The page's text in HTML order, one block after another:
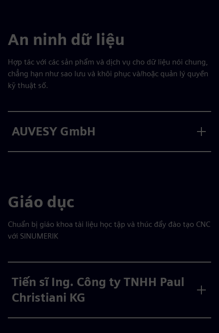
An ninh dữ liệu
Hợp tác với các sản phẩm và dịch vụ cho dữ liệu nói chung,
chẳng hạn như sao lưu và khôi phục và/hoặc quản lý quyền
kỹ thuật số.
AUVESY GmbH
Giáo dục
Chuẩn bị giáo khoa tài liệu học tập và thúc đẩy đào tạo CNC
với SINUMERIK
Tiến sĩ Ing. Công ty TNHH Paul
Christiani KG